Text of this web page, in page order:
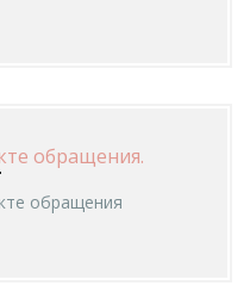
обращения.
обращения